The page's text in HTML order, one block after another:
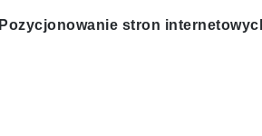
Pozycjonowanie stron